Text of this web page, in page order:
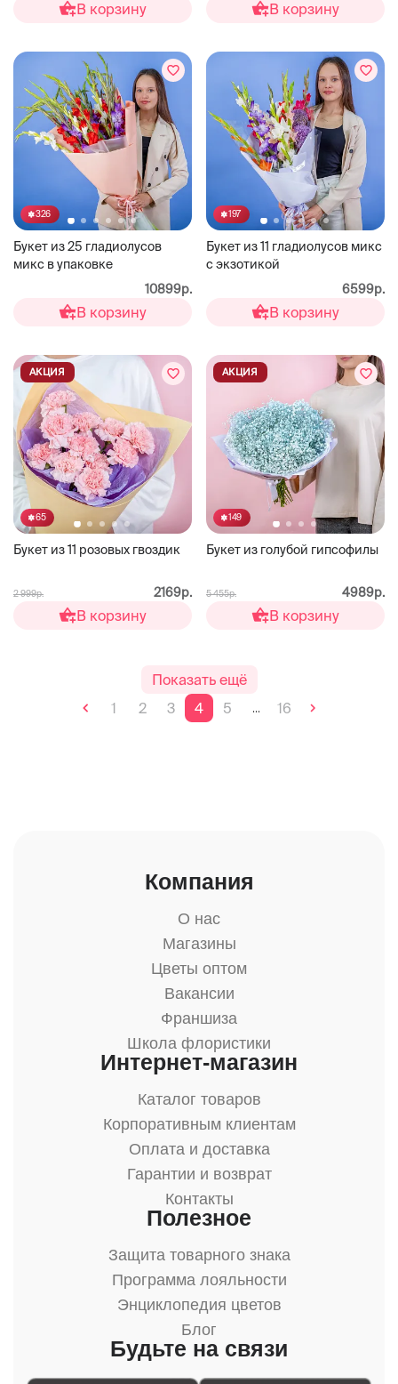
В корзину В корзину
326
Букет из 25 гладиолусов
микс в упаковке
10899р.
В корзину
197
Букет из 11 гладиолусов микс
с экзотикой
6599р.
В корзину
65
Букет из 11 розовых гвоздик
АКЦИЯ
2 999р. 2169р.
В корзину
149
Букет из голубой гипсофилы
АКЦИЯ
5 455р. 4989р.
В корзину
Показать ещё
1
2 3 4 5 ... 16
Компания
О нас
Магазины
Цветы оптом
Вакансии
Франшиза
Школа флористики
Интернет-магазин
Каталог товаров
Корпоративным клиентам
Оплата и доставка
Гарантии и возврат
Контакты
Полезное
Защита товарного знака
Программа лояльности
Энциклопедия цветов
Блог
Будьте на связи